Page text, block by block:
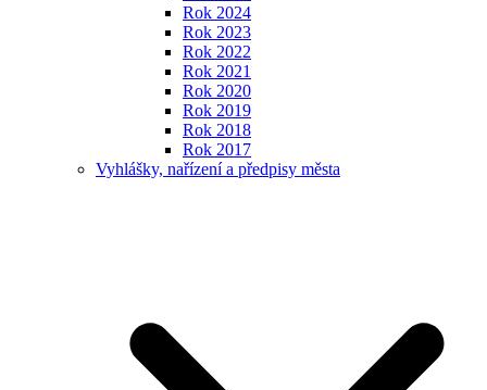
Rok 2024
Rok 2023
Rok 2022
Rok 2021
Rok 2020
Rok 2019
Rok 2018
Rok 2017
Vyhlášky, nařízení a předpisy města